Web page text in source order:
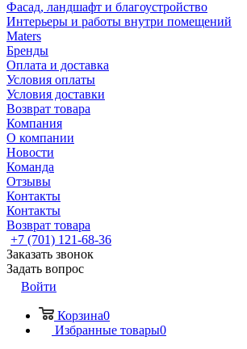
Фасад, ландшафт и благоустройство
Интерьеры и работы внутри помещений
Maters
Бренды
Оплата и доставка
Условия оплаты
Условия доставки
Возврат товара
Компания
О компании
Новости
Команда
Отзывы
Контакты
Контакты
Возврат товара
+7 (701) 121-68-36
Заказать звонок
Задать вопрос
Войти
Корзина0
Избранные товары0